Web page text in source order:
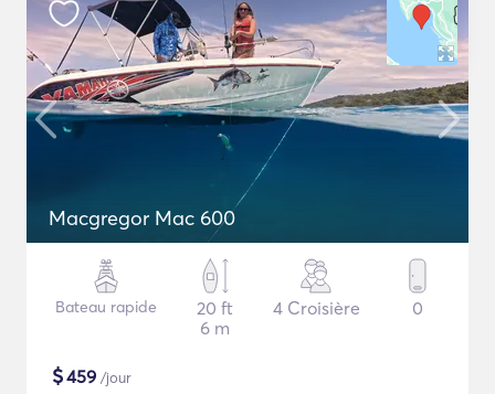
Macgregor Mac 600
Bateau rapide
20 ft
6 m
4 Croisière 0
$459 /jour